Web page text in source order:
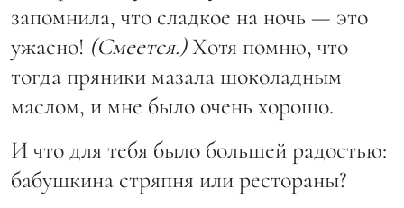
запомнила, что сладкое на ночь — это
ужасно! (Смеется.)Хотя помню, что
тогда пряники мазала шоколадным
маслом, и мне было очень хорошо.
И что для тебя было большей радостью:
бабушкина стряпня или рестораны?